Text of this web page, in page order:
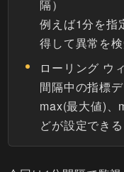
隔）
例えば1分を指
得して異常を
ローリング ウ
間隔中の指標
max(最大値)、
どが設定できる